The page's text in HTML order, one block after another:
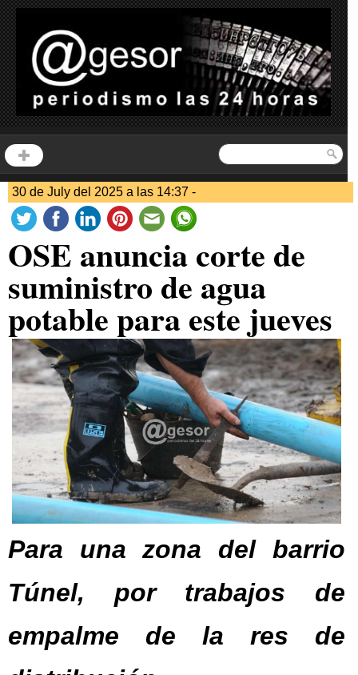
30 de July del 2025 a las 14:37 -
OSE anuncia corte de
suministro de agua
potable para este jueves
Para una zona del barrio
Túnel, por trabajos de
empalme de la res de